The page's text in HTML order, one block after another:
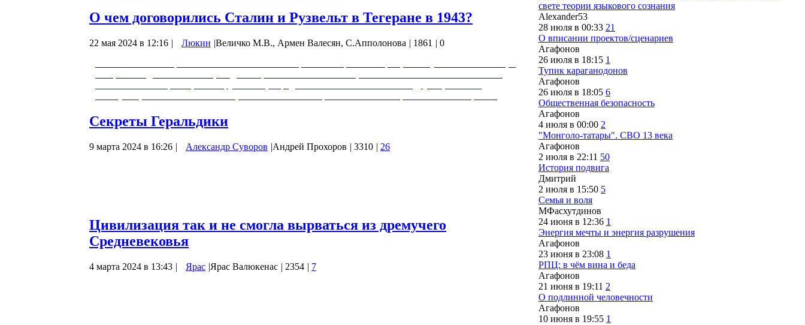
О чем договорились Сталин и Рузвельт в Тегеране в 1943?
22 мая 2024 в 12:16 | Люкин |Величко М.В., Армен Валесян, С.Апполонова | 1861 | 0
Секреты Геральдики
9 марта 2024 в 16:26 | Александр Суворов |Андрей Прохоров | 3310 | 26
Цивилизация так и не смогла вырваться из дремучего
Средневековья
4 марта 2024 в 13:43 | Ярас |Ярас Валюкенас | 2354 | 7
свете теории языкового сознания
Alexander53
28 июля в 00:33 21
О вписании проектов/сценариев
Агафонов
26 июля в 18:15 1
Тупик караганодонов
Агафонов
26 июля в 18:05 6
Общественная безопасность
Агафонов
4 июля в 00:00 2
"Монголо-татары". СВО 13 века
Агафонов
2 июля в 22:11 50
История подвига
Дмитрий
2 июля в 15:50 5
Семья и воля
МФасхутдинов
24 июня в 12:36 1
Энергия мечты и энергия разрушения
Агафонов
23 июня в 23:08 1
РПЦ: в чём вина и беда
Агафонов
21 июня в 19:11 2
О подлинной человечности
Агафонов
10 июня в 19:55 1